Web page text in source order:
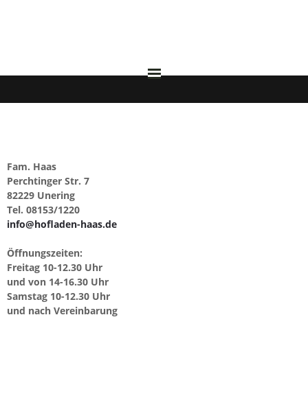
DATENSCHUTZ
Fam. Haas
Perchtinger Str. 7
82229 Unering
Tel. 08153/1220
info@hofladen-haas.de
Öffnungszeiten:
Freitag 10-12.30 Uhr
und von 14-16.30 Uhr
Samstag 10-12.30 Uhr
und nach Vereinbarung